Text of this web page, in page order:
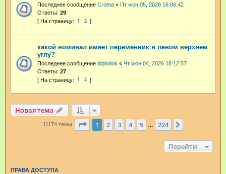
Последнее сообщение Croma « Пт июн 05, 2026 16:06:42
Ответы: 29
1 2
какой номинал имеет переменник в левом верхнем
углу?
Последнее сообщение diplodok « Чт июн 04, 2026 18:12:57
Ответы: 27
1 2
Новая тема
11174 темы Страница из 224
1 2 3 4 5 224
Перейти
ПРАВА ДОСТУПА